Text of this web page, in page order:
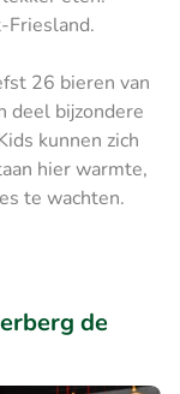
Friesland.
26 bieren van
deel bijzondere
kunnen zich
hier warmte,
te wachten.
de